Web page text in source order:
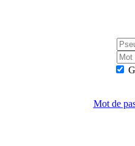
Mot de